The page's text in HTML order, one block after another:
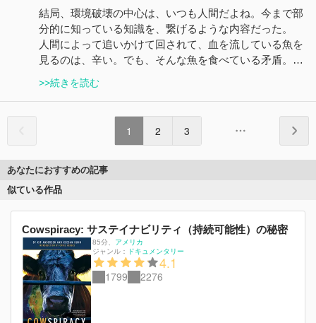
結局、環境破壊の中心は、いつも人間だよね。今まで部
分的に知っている知識を、繋げるような内容だった。
人間によって追いかけて回されて、血を流している魚を
見るのは、辛い。でも、そんな魚を食べている矛盾。…
>>続きを読む
1 2 3
あなたにおすすめの記事
似ている作品
Cowspiracy: サステイナビリティ（持続可能性）の秘密
85分
アメリカ
ジャンル：
ドキュメンタリー
4.1
1799 2276